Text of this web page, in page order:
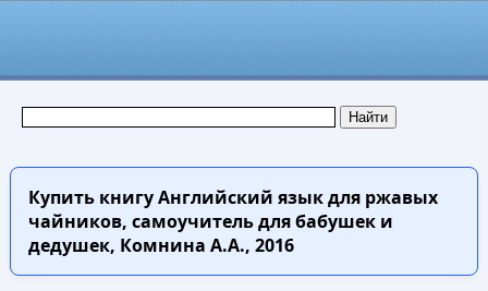
Купить книгуАнглийский язык для ржавых
чайников, самоучитель для бабушек и
дедушек, Комнина А.А., 2016